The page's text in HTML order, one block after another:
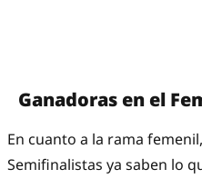
Ganadoras en el
En cuanto a la rama
Semifinalistas ya saben lo